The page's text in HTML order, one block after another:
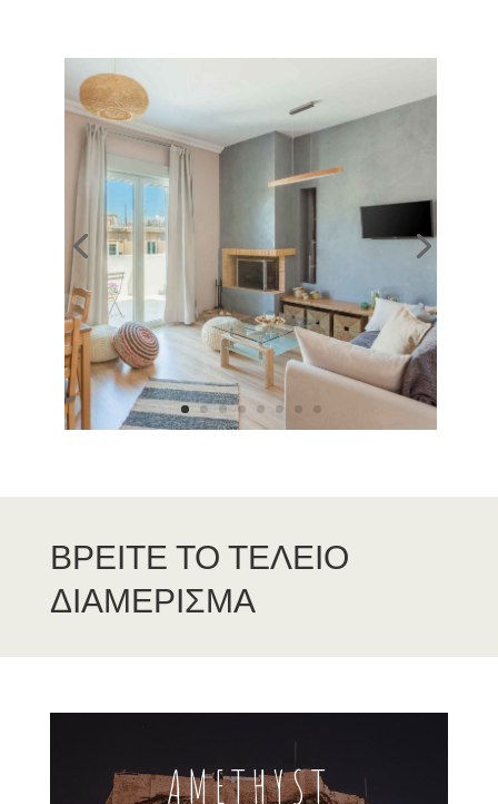
ΒΡΕΙΤΕ ΤΟ ΤΕΛΕΙΟ
ΔΙΑΜΕΡΙΣΜΑ
AMETHYST